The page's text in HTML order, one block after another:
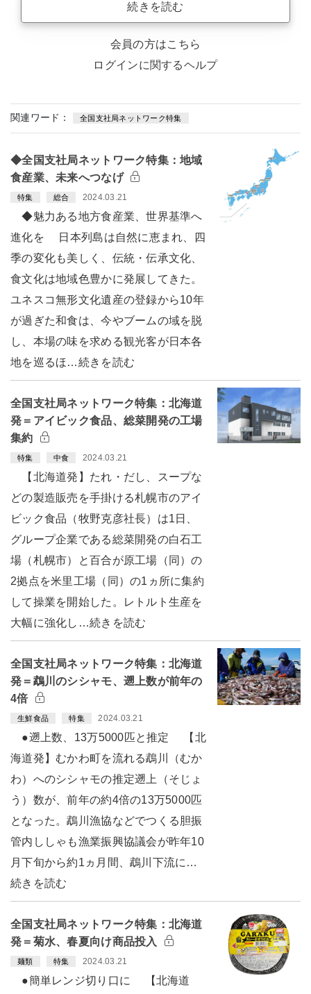
続きを読む
会員の方はこちら
ログインに関するヘルプ
関連ワード： 全国支社局ネットワーク特集
◆全国支社局ネットワーク特集：地域
食産業、未来へつなげ
特集 総合 2024.03.21
◆魅力ある地方食産業、世界基準へ
進化を 日本列島は自然に恵まれ、四
季の変化も美しく、伝統・伝承文化、
食文化は地域色豊かに発展してきた。
ユネスコ無形文化遺産の登録から10年
が過ぎた和食は、今やブームの域を脱
し、本場の味を求める観光客が日本各
地を巡るほ…続きを読む
全国支社局ネットワーク特集：北海道
発＝アイビック食品、総菜開発の工場
集約
特集 中食 2024.03.21
【北海道発】たれ・だし、スープな
どの製造販売を手掛ける札幌市のアイ
ビック食品（牧野克彦社長）は1日、
グループ企業である総菜開発の白石工
場（札幌市）と百合が原工場（同）の
2拠点を米里工場（同）の1ヵ所に集約
して操業を開始した。レトルト生産を
大幅に強化し…続きを読む
全国支社局ネットワーク特集：北海道
発＝鵡川のシシャモ、遡上数が前年の
4倍
生鮮食品 特集 2024.03.21
●遡上数、13万5000匹と推定 【北
海道発】むかわ町を流れる鵡川（むか
わ）へのシシャモの推定遡上（そじょ
う）数が、前年の約4倍の13万5000匹
となった。鵡川漁協などでつくる胆振
管内ししゃも漁業振興協議会が昨年10
月下旬から約1ヵ月間、鵡川下流に…
続きを読む
全国支社局ネットワーク特集：北海道
発＝菊水、春夏向け商品投入
麺類 特集 2024.03.21
●簡単レンジ切り口に 【北海道